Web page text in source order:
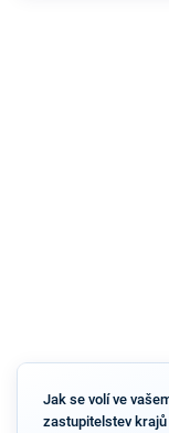
Jak se volí ve
zastupitelstev